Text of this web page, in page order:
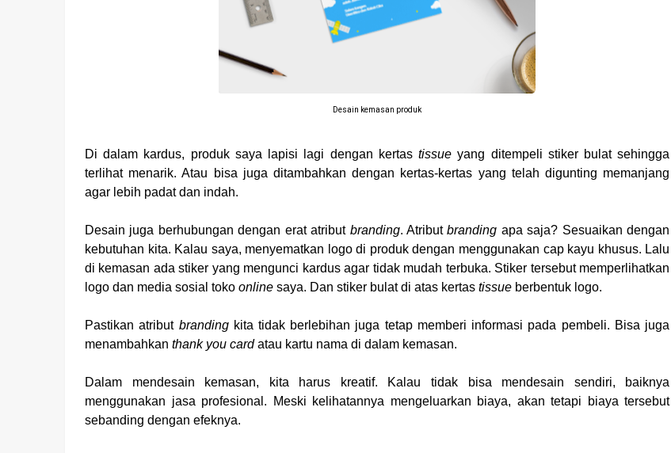
Desain kemasan produk
Di dalam kardus, produk saya lapisi lagi dengan kertastissue yang ditempeli stiker bulat sehingga
terlihat menarik. Atau bisa juga ditambahkan dengan kertas-kertas yang telah digunting memanjang
agar lebih padat dan indah.
Desain juga berhubungan dengan erat atribut branding. Atributbranding apa saja? Sesuaikan dengan
kebutuhan kita. Kalau saya, menyematkan logo di produk dengan menggunakan cap kayu khusus. Lalu
di kemasan ada stiker yang mengunci kardus agar tidak mudah terbuka. Stiker tersebut memperlihatkan
logo dan media sosial toko online saya. Dan stiker bulat di atas kertas tissue berbentuk logo.
Pastikan atribut brandingkita tidak berlebihan juga tetap memberi informasi pada pembeli. Bisa juga
menambahkan thank you cardatau kartu nama di dalam kemasan.
Dalam mendesain kemasan, kita harus kreatif. Kalau tidak bisa mendesain sendiri, baiknya
menggunakan jasa profesional. Meski kelihatannya mengeluarkan biaya, akan tetapi biaya tersebut
sebanding dengan efeknya.